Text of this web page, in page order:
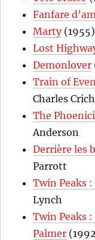
Fanfare
Marty
Lost
Demonlover
Train of
Charles
The
Anderson
Derrière les
Parrott
Twin Peaks
Lynch
Twin Peaks
Palmer